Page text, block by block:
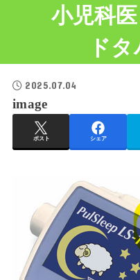
小児科
ド
2025.07.04
image
ポスト シェア